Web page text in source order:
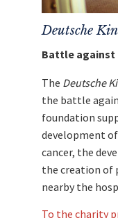
Schalke hilft!
Deutsche
Battle against
The Deutsche
the battle
foundation
development
cancer, the
the creation of
nearby the
To the charity